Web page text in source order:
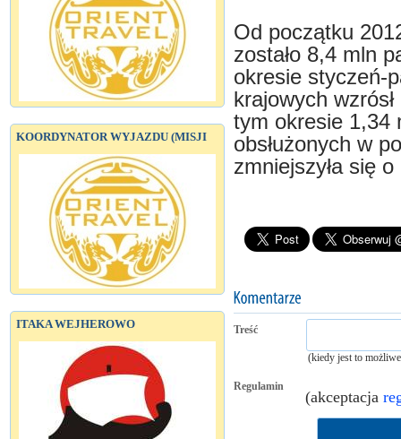
KOORDYNATOR WYJAZDU (MISJI
ITAKA WEJHEROWO
Od początku
zostało 8,4 mln
okresie styczeń-
krajowych
tym okresie 1,34
obsłużonych w
zmniejszyła się
Treść
(kiedy jest to
Regulamin
(akceptacja